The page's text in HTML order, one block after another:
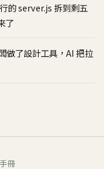
的 server.js 拆到剩五
了
做了設計工具，AI 把拉
冊